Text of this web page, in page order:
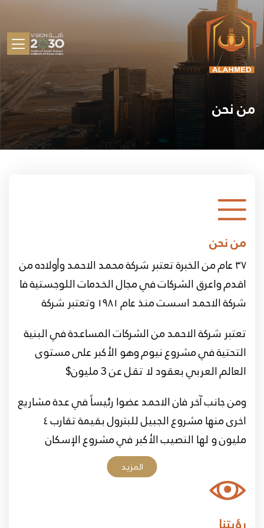
من نحن
من نحن
٣٧ عام من الخبرة تعتبر شركة محمد الاحمد وأولاده من
اقدم واعرق الشركات في مجال الخدمات اللوجستية فا
شركة الاحمد اسست منذ عام ۱۹۸۱ وتعتبر شركة
البشرية والتي تجاوزت ٨٤٠ موظف وتعتبر الأكبر في
مجالها من حيث المعدات المختلفة حيث ان شركة
الاحمد تملك ما يزيد عن ٣٥٠ معدة مختلفة من
كرينات ومعدات اخرى وتعتبر شركة الاحمد من أكبر
الشركات تداولاً في مجال البيع والشراء في المعدات
حيث باعث اكثر ٥٠ كرين في أشهر واكبر المزادات مثل
مزار RITCHIE في جبل علي في الإمارات العربية
تعتبر شركة الاحمد من الشركات المساعدة في البنية
التحتية في مشروع نيوم وهو الأكبر على مستوى
العالم العربي بعقود لا تقل عن 3 مليون$
ومن جانب آخر فان الاحمد عضوا رئيساً في عدة مشاريع
اخرى منها مشروع الجبيل للبترول بقيمة تقارب ٤
مليون و لها النصيب الأكبر في مشروع الإسكان
فلة على مستوى المملكة و لدى شركة الاحمد الحظ
الأكبر من عقود الشركة السعودية للكهرباء من عقود
خدمات النقل حيث تمتلك شركة الاحمد عقد لدى
المزيد